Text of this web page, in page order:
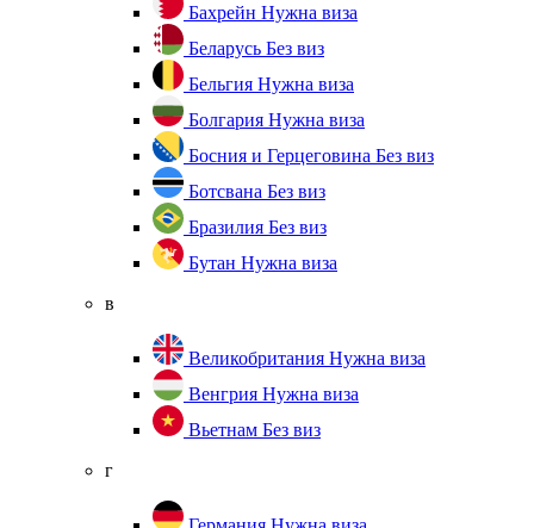
Бахрейн Нужна виза
Беларусь Без виз
Бельгия Нужна виза
Болгария Нужна виза
Босния и Герцеговина Без виз
Ботсвана Без виз
Бразилия Без виз
Бутан Нужна виза
в
Великобритания Нужна виза
Венгрия Нужна виза
Вьетнам Без виз
г